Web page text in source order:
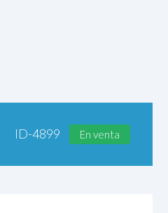
ID-4899 En venta